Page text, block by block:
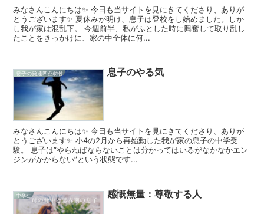
みなさんこんにちは✨ 今日も当サイトを見にきてくださり、ありが
とうございます✨ 夏休みが明け、息子は登校をし始めました。しか
し我が家は混乱下。 今週前半、私がふとした時に興奮して取り乱し
たことをきっかけに、家の中全体に何...
息子の発達凹凸特性 息子のやる気
みなさんこんにちは✨ 今日も当サイトを見にきてくださり、ありが
とうございます✨ 小4の2月から再始動した我が家の息子の中学受
験。 息子は”やらねばならないことは分かってはいるがなかなかエン
ジンがかからない”という状態です...
中学生 感慨無量：尊敬する人